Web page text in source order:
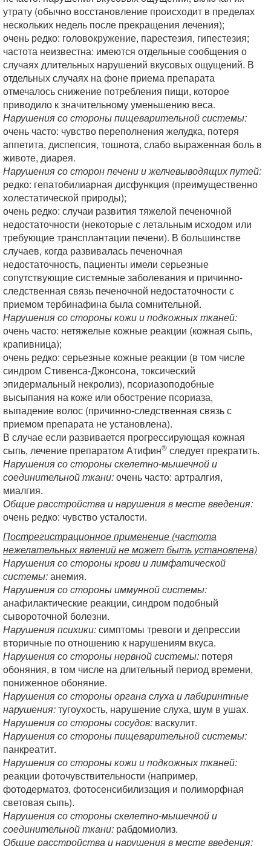
утрату (обычно восстановление происходит в пределах
нескольких недель после прекращения лечения);
очень редко: головокружение, парестезия, гипестезия;
частота неизвестна: имеются отдельные сообщения о
случаях длительных нарушений вкусовых ощущений. В
отдельных случаях на фоне приема препарата
отмечалось снижение потребления пищи, которое
приводило к значительному уменьшению веса.
Нарушения со стороны пищеварительной системы:
очень часто: чувство переполнения желудка, потеря
аппетита, диспепсия, тошнота, слабо выраженная боль в
животе, диарея.
Нарушения со сторон печени и желчевыводящих путей:
редко: гепатобилиарная дисфункция (преимущественно
холестатической природы);
очень редко: случаи развития тяжелой печеночной
недостаточности (некоторые с летальным исходом или
требующие трансплантации печени). В большинстве
случаев, когда развивалась печеночная
недостаточность, пациенты имели серьезные
сопутствующие системные заболевания и причинно-
следственная связь печеночной недостаточности с
приемом тербинафина была сомнительной.
Нарушения со стороны кожи и подкожных тканей:
очень часто: нетяжелые кожные реакции (кожная сыпь,
крапивница);
очень редко: серьезные кожные реакции (в том числе
синдром Стивенса-Джонсона, токсический
эпидермальный некролиз), псориазоподобные
высыпания на коже или обострение псориаза,
выпадение волос (причинно-следственная связь с
приемом препарата не установлена).
В случае если развивается прогрессирующая кожная
сыпь, лечение препаратом Атифин® следует прекратить.
Нарушения со стороны скелетно-мышечной и
соединительной ткани:очень часто: артралгия,
миалгия.
Общие расстройства и нарушения в месте введения:
очень редко: чувство усталости.
Пострегистрационное применение (частота
нежелательных явлений не может быть установлена)
Нарушения со стороны крови и лимфатической
системы:анемия.
Нарушения со стороны иммунной системы:
анафилактические реакции, синдром подобный
сывороточной болезни.
Нарушения психики:симптомы тревоги и депрессии
вторичные по отношению к нарушениям вкуса.
Нарушения со стороны нервной системы: потеря
обоняния, в том числе на длительный период времени,
пониженное обоняние.
Нарушения со стороны органа слуха и лабиринтные
нарушения:тугоухость, нарушение слуха, шум в ушах.
Нарушения со стороны сосудов: васкулит.
Нарушения со стороны пищеварительной системы:
панкреатит.
Нарушения со стороны кожи и подкожных тканей:
реакции фоточувствительности (например,
фотодерматоз, фотосенсибилизация и полиморфная
световая сыпь).
Нарушения со стороны скелетно-мышечной и
соединительной ткани: рабдомиолиз.
Общие расстройства и нарушения в месте введения: